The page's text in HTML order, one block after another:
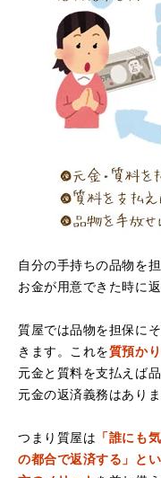
（大阪府寝屋川市）
店買い取りより高く
説明もわかりやすく
たです。
（大阪府堺市）電話対
でお世話になろうと
た。
自分の手持ちの品物を
お金が用意できた時に
質屋では品物を担保に
きます。これを質預かり
元金と質料を支払えば
元金の返済義務はありま
つまり質屋は 「誰にも
の都合で返済する」と